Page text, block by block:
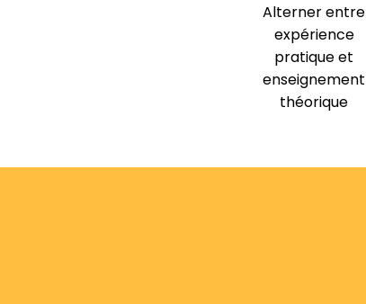
Alterner entre
expérience
pratique et
enseignement
théorique